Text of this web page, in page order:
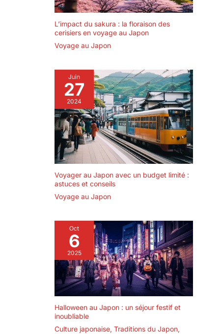
batteries rechargeables
de 1050 mAh, vous
permettant de commencer
à capturer des moments
immédiatement et de
profiter d’un temps de
prise de vue prolongé.
24 heures
L’impact du sakura : la floraison des
cerisiers en voyage au Japon
Voyage au Japon
Juin
27
2024
Voyager au Japon avec un budget limité :
astuces et conseils
Voyage au Japon
Oct
6
2025
Halloween au Japon : un séjour festif et
inoubliable
Culture japonaise, Traditions du Japon,